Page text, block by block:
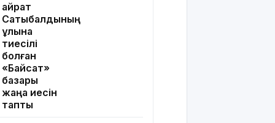
Қайрат
Сатыбалдының
ұлына
тиесілі
болған
«Байсат»
базары
жаңа иесін
тапты